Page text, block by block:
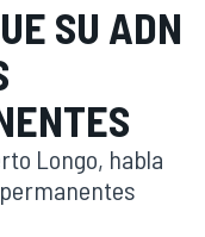
SU ADN
Longo, habla